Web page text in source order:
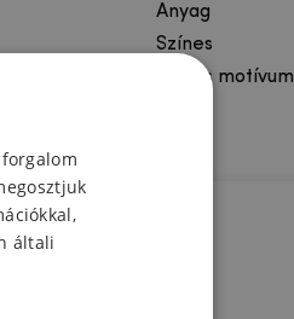
Anyag
Színes
Színes motívum
általi